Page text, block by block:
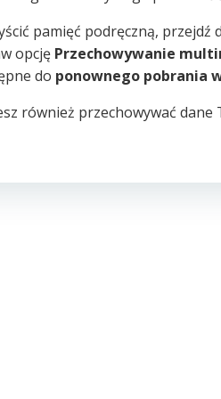
pamięć podręczną, przejdź
opcję Przechowywanie
do ponownego pobrania
również przechowywać dane